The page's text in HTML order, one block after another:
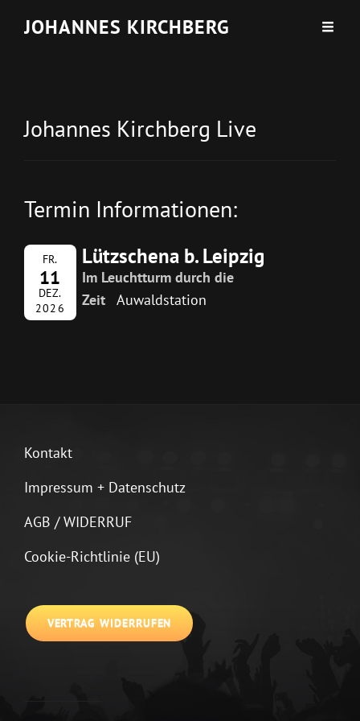
JOHANNES KIRCHBERG
Johannes Kirchberg Live
Termin Informationen:
FR.
11
DEZ.
2026
Lützschena b. Leipzig
Im Leuchtturm durch die
Zeit
Auwaldstation
Kontakt
Impressum + Datenschutz
AGB / WIDERRUF
Cookie-Richtlinie (EU)
VERTRAG WIDERRUFEN